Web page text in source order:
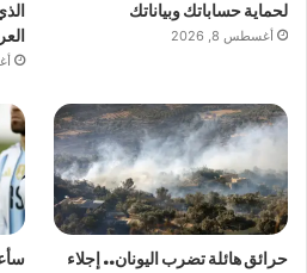
لحماية حساباتك وبياناتك
أغسطس 8, 2026
حرائق هائلة تضرب اليونان.. إجلاء